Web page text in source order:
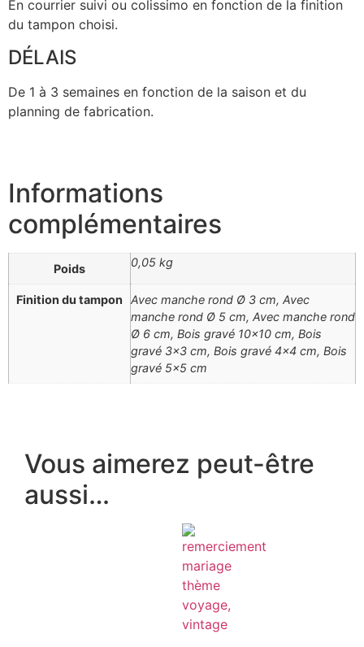
En courrier suivi ou colissimo en fonction de la finition
du tampon choisi.
DÉLAIS
De 1 à 3 semaines en fonction de la saison et du
planning de fabrication.
Informations
complémentaires
Poids 0,05 kg
Finition du tampon
Avec manche rond Ø 3 cm, Avec
manche rond Ø 5 cm, Avec manche rond
Ø 6 cm, Bois gravé 10×10 cm, Bois
gravé 3×3 cm, Bois gravé 4×4 cm, Bois
gravé 5×5 cm
Vous aimerez peut-être
aussi…